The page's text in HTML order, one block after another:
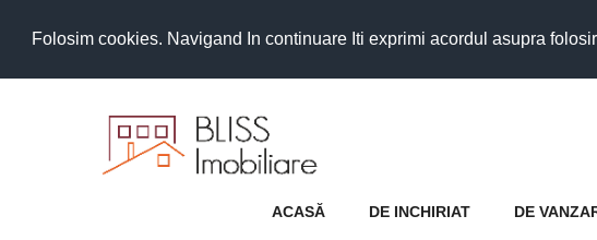
Folosim cookies. Navigand In continuare Iti exprimi acordul asupra
ACASĂ DE INCHIRIAT DE